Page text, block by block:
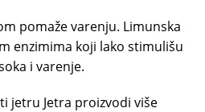
pomaže varenju. Limunska
enzimima koji lako stimulišu
i varenje.
jetru Jetra proizvodi više